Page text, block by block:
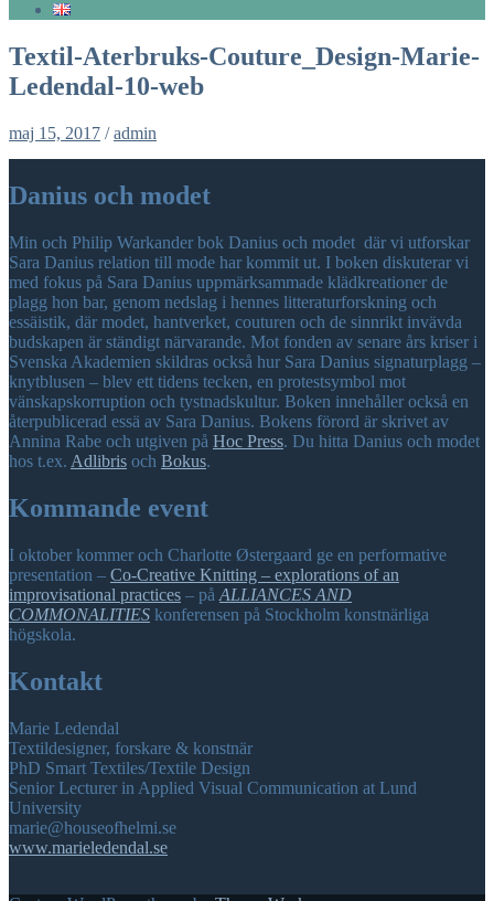
Textil-Aterbruks-Couture_Design-Marie-
Ledendal-10-web
maj 15, 2017 /admin
Danius och modet
Min och Philip Warkander bok Danius och modet där vi utforskar
Sara Danius relation till mode har kommit ut. I boken diskuterar vi
med fokus på Sara Danius uppmärksammade klädkreationer de
plagg hon bar, genom nedslag i hennes litteraturforskning och
essäistik, där modet, hantverket, couturen och de sinnrikt invävda
budskapen är ständigt närvarande. Mot fonden av senare års kriser i
Svenska Akademien skildras också hur Sara Danius signaturplagg –
knytblusen – blev ett tidens tecken, en protestsymbol mot
vänskapskorruption och tystnadskultur. Boken innehåller också en
återpublicerad essä av Sara Danius. Bokens förord är skrivet av
Annina Rabe och utgiven på Hoc Press. Du hitta Danius och modet
hos t.ex. Adlibris och Bokus.
Kommande event
I oktober kommer och Charlotte Østergaard ge en performative
presentation – Co-Creative Knitting – explorations of an
improvisational practices – på ALLIANCES AND
COMMONALITIES konferensen på Stockholm konstnärliga
högskola.
Kontakt
Marie Ledendal
Textildesigner, forskare & konstnär
PhD Smart Textiles/Textile Design
Senior Lecturer in Applied Visual Communication at Lund
University
marie@houseofhelmi.se
www.marieledendal.se